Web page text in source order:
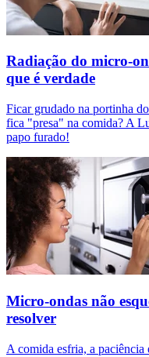
Radiação do micro-
que é verdade
Ficar grudado na portinha
fica "presa" na comida? A
papo furado!
Micro-ondas não
resolver
A comida esfria, a paciência